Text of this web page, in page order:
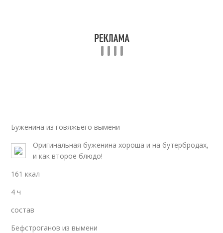
вымени
Шницель из вымени
Буженина из говяжьего вымени
Оригинальная буженина хороша и на бутербродах,
и как второе блюдо!
161 ккал
4 ч
состав
Бефстроганов из вымени